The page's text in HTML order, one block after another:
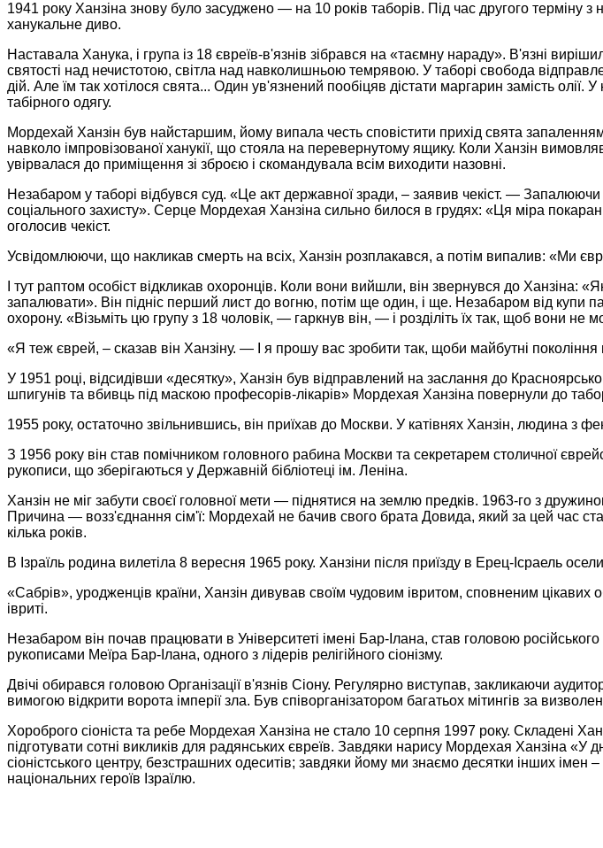
1941 року Ханзіна знову було засуджено — на 10 років таборів. Під час другого терміну
ханукальне диво.
Наставала Ханука, і група із 18 євреїв-в'язнів зібрався на «таємну нараду». В'язні
святості над нечистотою, світла над навколишньою темрявою. У таборі свобода
дій. Але їм так хотілося свята... Один ув'язнений пообіцяв дістати маргарин замість
табірного одягу.
Мордехай Ханзін був найстаршим, йому випала честь сповістити прихід свята
навколо імпровізованої ханукії, що стояла на перевернутому ящику. Коли Ханзін
увірвалася до приміщення зі зброєю і скомандувала всім виходити назовні.
Незабаром у таборі відбувся суд. «Це акт державної зради, – заявив чекіст. —
соціального захисту». Серце Мордехая Ханзіна сильно билося в грудях: «Ця міра
оголосив чекіст.
Усвідомлюючи, що накликав смерть на всіх, Ханзін розплакався, а потім випалив: «Ми
І тут раптом особіст відкликав охоронців. Коли вони вийшли, він звернувся до Ханзіна:
запалювати». Він підніс перший лист до вогню, потім ще один, і ще. Незабаром від купи
охорону. «Візьміть цю групу з 18 чоловік, — гаркнув він, — і розділіть їх так, щоб вони
«Я теж єврей, – сказав він Ханзіну. — І я прошу вас зробити так, щоби майбутні
У 1951 році, відсидівши «десятку», Ханзін був відправлений на заслання до
шпигунів та вбивць під маскою професорів-лікарів» Мордехая Ханзіна повернули до
1955 року, остаточно звільнившись, він приїхав до Москви. У катівнях Ханзін, людина з
З 1956 року він став помічником головного рабина Москви та секретарем столичної
рукописи, що зберігаються у Державній бібліотеці ім. Леніна.
Ханзін не міг забути своєї головної мети — піднятися на землю предків. 1963-го з
Причина — возз'єднання сім'ї: Мордехай не бачив свого брата Довида, який за цей час
кілька років.
В Ізраїль родина вилетіла 8 вересня 1965 року. Ханзіни після приїзду в Ерец-Ісраель
«Сабрів», уродженців країни, Ханзін дивував своїм чудовим івритом, сповненим цікавих
івриті.
Незабаром він почав працювати в Університеті імені Бар-Ілана, став головою
рукописами Меїра Бар-Ілана, одного з лідерів релігійного сіонізму.
Двічі обирався головою Організації в'язнів Сіону. Регулярно виступав, закликаючи
вимогою відкрити ворота імперії зла. Був співорганізатором багатьох мітингів за
Хороброго сіоніста та ребе Мордехая Ханзіна не стало 10 серпня 1997 року. Складені
підготувати сотні викликів для радянських євреїв. Завдяки нарису Мордехая Ханзіна «У
сіоністського центру, безстрашних одеситів; завдяки йому ми знаємо десятки інших
національних героїв Ізраїлю.